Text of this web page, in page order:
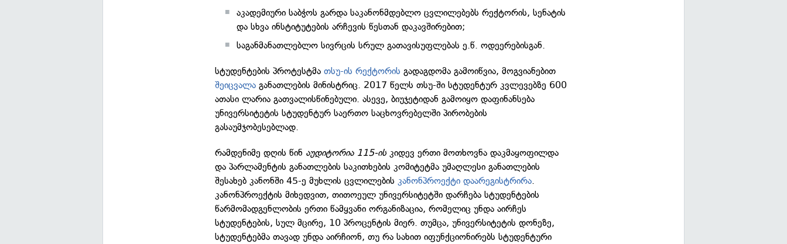
აკადემიური საბჭოს გარდა საკანონმდებლო ცვლილებებს რექტორის, სენატის
და სხვა ინსტიტუტების არჩევის წესთან დაკავშირებით;
საგანმანათლებლო სივრცის სრულ გათავისუფლებას ე.წ. ოდეერებისგან.
სტუდენტების პროტესტმათსუ-ის რექტორის გადაგდომა გამოიწვია, მოგვიანებით
შეიცვალა განათლების მინისტრიც. 2017 წელს თსუ-ში სტუდენტურ კვლევებზე 600
ათასი ლარია გათვალისწინებული. ასევე, ბიუჯეტიდან გამოიყო დაფინანსება
უნივერსიტეტის სტუდენტურ საერთო საცხოვრებელში პირობების
გასაუმჯობესებლად.
რამდენიმე დღის წინ აუდიტორია 115-ისკიდევ ერთი მოთხოვნა დაკმაყოფილდა
და პარლამენტის განათლების საკითხების კომიტეტმა უმაღლესი განათლების
შესახებ კანონში 45-ე მუხლის ცვლილების კანონპროექტი დაარეგისტრირა
კანონპროექტის მიხედვით, თითოეულ უნივერსიტეტში დარჩება სტუდენტების
წარმომადგენლობის ერთი წამყვანი ორგანიზაცია, რომელიც უნდა აირჩეს
სტუდენტების, სულ მცირე, 10 პროცენტის მიერ. თუმცა, უნივერსიტეტის დონეზე,
სტუდენტებმა თავად უნდა აირჩიონ, თუ რა სახით იფუნქციონირებს სტუდენტური